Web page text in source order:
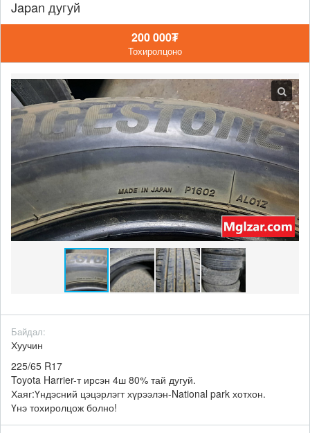
Japan дугуй
200 000₮
Тохиролцоно
Байдал:
Хуучин
225/65 R17
Toyota Harrier-т ирсэн 4ш 80% тай дугуй.
Хаяг:Үндэсний цэцэрлэгт хүрээлэн-National park хотхон.
Үнэ тохиролцож болно!